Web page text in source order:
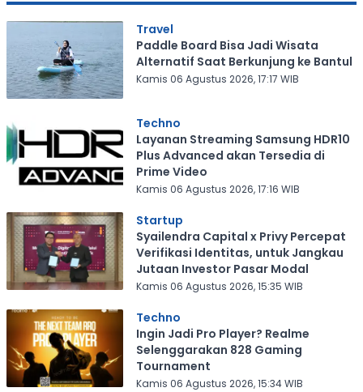
Travel
Paddle Board Bisa Jadi Wisata
Alternatif Saat Berkunjung ke Bantul
Kamis 06 Agustus 2026, 17:17 WIB
Techno
Layanan Streaming Samsung HDR10
Plus Advanced akan Tersedia di
Prime Video
Kamis 06 Agustus 2026, 17:16 WIB
Startup
Syailendra Capital x Privy Percepat
Verifikasi Identitas, untuk Jangkau
Jutaan Investor Pasar Modal
Kamis 06 Agustus 2026, 15:35 WIB
Techno
Ingin Jadi Pro Player? Realme
Selenggarakan 828 Gaming
Tournament
Kamis 06 Agustus 2026, 15:34 WIB